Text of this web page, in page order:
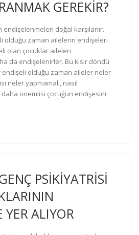
GEREKİR?
endişelenmeleri doğal karşılanır.
olduğu zaman ailelerin endişeleri
olan çocuklar aileleri
da endişelenirler. Bu kısır döndü
endişeli olduğu zaman aileler neler
neler yapmamalı, nasıl
daha önemlisi çocuğun endişesini
PSİKİYATRİSİ
YER ALIYOR